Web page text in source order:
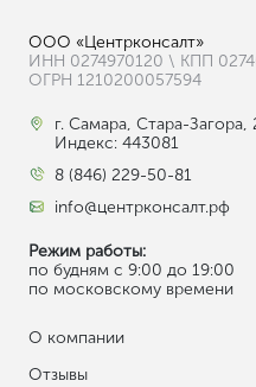
ООО «Центрконсалт»
ИНН 0274970120 \ КПП
ОГРН 1210200057594
г. Самара, Стара-Загора,
Индекс: 443081
8 (846) 229-50-81
info@центрконсалт.рф
Режим работы:
по будням с 9:00 до 19:00
по московскому времени
О компании
Отзывы